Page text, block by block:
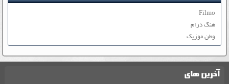
Filmo
هنگ درام
وطن موزیک
آخرین های